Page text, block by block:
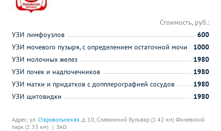
Адрес: ул. Староволынская, д. 10, Славянский бульвар (1.42 км) Филевский
парк (2.33 км)
ЗАО
Стоимость, руб.:
УЗИ лимфоузлов
600
УЗИ мочевого пузыря, с определением остаточной мочи
1000
УЗИ молочных желез
1980
УЗИ почек и надпочечников
1980
УЗИ матки и придатков с допплерографией сосудов
1980
УЗИ щитовидки
1980